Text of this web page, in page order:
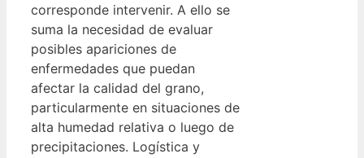
corresponde intervenir. A ello se
suma la necesidad de evaluar
posibles apariciones de
enfermedades que puedan
afectar la calidad del grano,
particularmente en situaciones de
alta humedad relativa o luego de
precipitaciones. Logística y